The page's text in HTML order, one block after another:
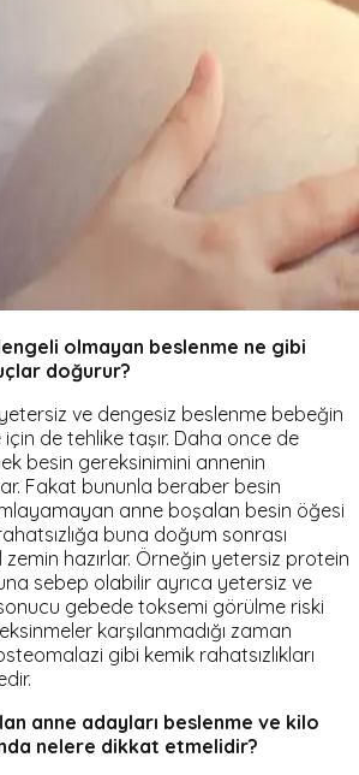
olmayan beslenme ne gibi
doğurur?
yetersiz ve dengesiz beslenme bebeğin
de tehlike taşır. Daha once de
besin gereksinimini annenin
Fakat bununla beraber besin
anne boşalan besin öğesi
buna doğum sonrası
hazırlar. Örneğin yetersiz protein
sebep olabilir ayrıca yetersiz ve
gebede toksemi görülme riski
karşılanmadığı zaman
gibi kemik rahatsızlıkları
anne adayları beslenme ve kilo
nelere dikkat etmelidir?